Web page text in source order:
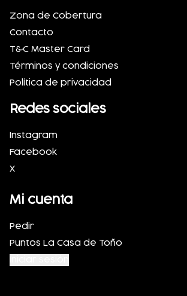
Zona de Cobertura
Contacto
T&C Master Card
Términos y condiciones
Política de privacidad
Redes sociales
Instagram
Facebook
X
Mi cuenta
Pedir
Puntos La Casa de Toño